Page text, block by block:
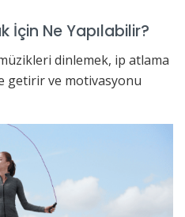
İçin Ne Yapılabilir?
dinlemek, ip atlama
getirir ve motivasyonu